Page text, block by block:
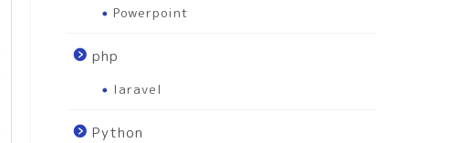
Powerpoint
php
laravel
Python